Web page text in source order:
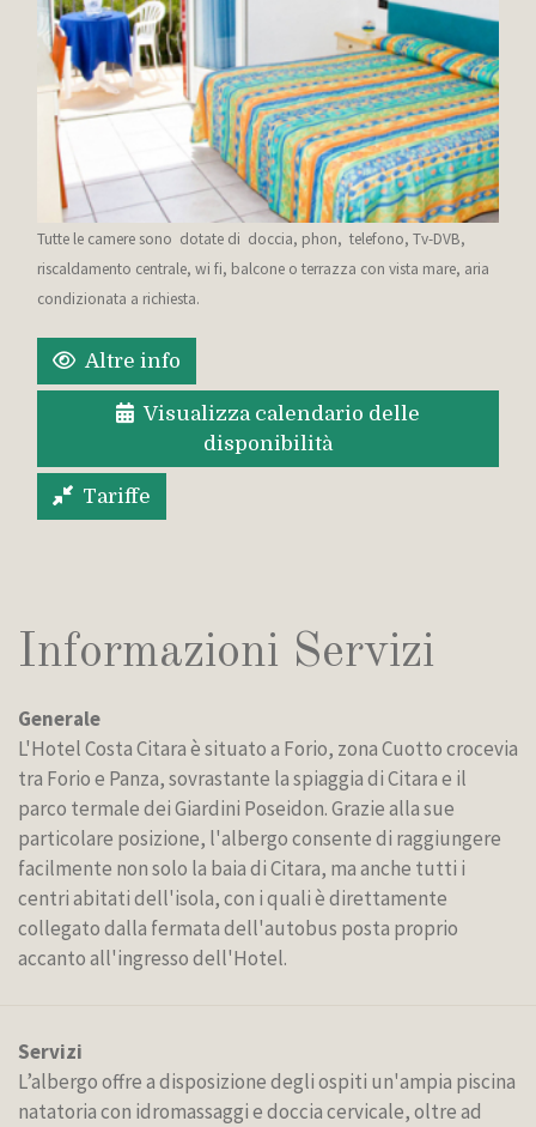
Tutte le camere sono dotate di doccia, phon, telefono, Tv-DVB,
riscaldamento centrale, wi fi, balcone o terrazza con vista mare, aria
condizionata a richiesta.
Altre info
Visualizza calendario delle
disponibilità
Tariffe
Informazioni Servizi
Generale
L'Hotel Costa Citara è situato a Forio, zona Cuotto crocevia
tra Forio e Panza, sovrastante la spiaggia di Citara e il
parco termale dei Giardini Poseidon. Grazie alla sue
particolare posizione, l'albergo consente di raggiungere
facilmente non solo la baia di Citara, ma anche tutti i
centri abitati dell'isola, con i quali è direttamente
collegato dalla fermata dell'autobus posta proprio
accanto all'ingresso dell'Hotel.
Servizi
L’albergo offre a disposizione degli ospiti un'ampia piscina
natatoria con idromassaggi e doccia cervicale, oltre ad